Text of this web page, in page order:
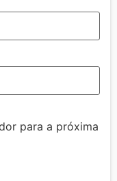
para a próxima